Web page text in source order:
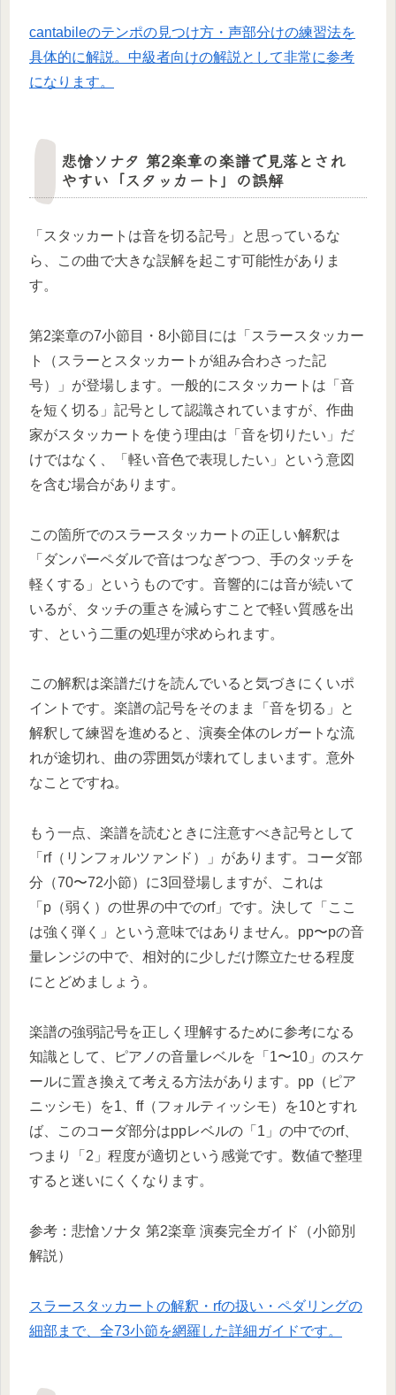
cantabileのテンポの見つけ方・声部分けの練習法を
具体的に解説。中級者向けの解説として非常に参考
になります。
悲愴ソナタ 第2楽章の楽譜で見落とされ
やすい「スタッカート」の誤解
「スタッカートは音を切る記号」と思っているな
ら、この曲で大きな誤解を起こす可能性がありま
す。
第2楽章の7小節目・8小節目には「スラースタッカー
ト（スラーとスタッカートが組み合わさった記
号）」が登場します。一般的にスタッカートは「音
を短く切る」記号として認識されていますが、作曲
家がスタッカートを使う理由は「音を切りたい」だ
けではなく、「軽い音色で表現したい」という意図
を含む場合があります。
この箇所でのスラースタッカートの正しい解釈は
「ダンパーペダルで音はつなぎつつ、手のタッチを
軽くする」というものです。音響的には音が続いて
いるが、タッチの重さを減らすことで軽い質感を出
す、という二重の処理が求められます。
この解釈は楽譜だけを読んでいると気づきにくいポ
イントです。楽譜の記号をそのまま「音を切る」と
解釈して練習を進めると、演奏全体のレガートな流
れが途切れ、曲の雰囲気が壊れてしまいます。意外
なことですね。
もう一点、楽譜を読むときに注意すべき記号として
「rf（リンフォルツァンド）」があります。コーダ部
分（70〜72小節）に3回登場しますが、これは
「p（弱く）の世界の中でのrf」です。決して「ここ
は強く弾く」という意味ではありません。pp〜pの音
量レンジの中で、相対的に少しだけ際立たせる程度
にとどめましょう。
楽譜の強弱記号を正しく理解するために参考になる
知識として、ピアノの音量レベルを「1〜10」のスケ
ールに置き換えて考える方法があります。pp（ピア
ニッシモ）を1、ff（フォルティッシモ）を10とすれ
ば、このコーダ部分はppレベルの「1」の中でのrf、
つまり「2」程度が適切という感覚です。数値で整理
すると迷いにくくなります。
参考：悲愴ソナタ 第2楽章 演奏完全ガイド（小節別
解説）
スラースタッカートの解釈・rfの扱い・ペダリングの
細部まで、全73小節を網羅した詳細ガイドです。